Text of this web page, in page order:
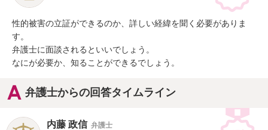
性的被害の立証ができるのか、詳しい経緯を聞く必要がありま
す。
弁護士に面談されるといいでしょう。
なにが必要か、知ることができるでしょう。
弁護士からの回答タイムライン
内藤 政信 弁護士